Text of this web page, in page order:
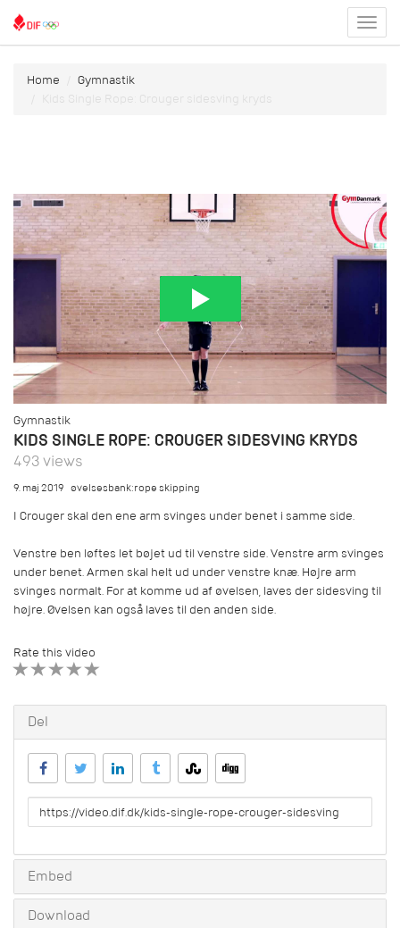
menu
Home
Gymnastik
Kids Single Rope: Crouger sidesving kryds
Gymnastik
KIDS SINGLE ROPE: CROUGER SIDESVING KRYDS
493 views
9. maj 2019 øvelsesbank:rope skipping
I Crouger skal den ene arm svinges under benet i samme side.
Venstre ben løftes let bøjet ud til venstre side. Venstre arm svinges
under benet. Armen skal helt ud under venstre knæ. Højre arm
svinges normalt. For at komme ud af øvelsen, laves der sidesving til
højre. Øvelsen kan også laves til den anden side.
Rate this video
Del
URL
to
Embed
Download